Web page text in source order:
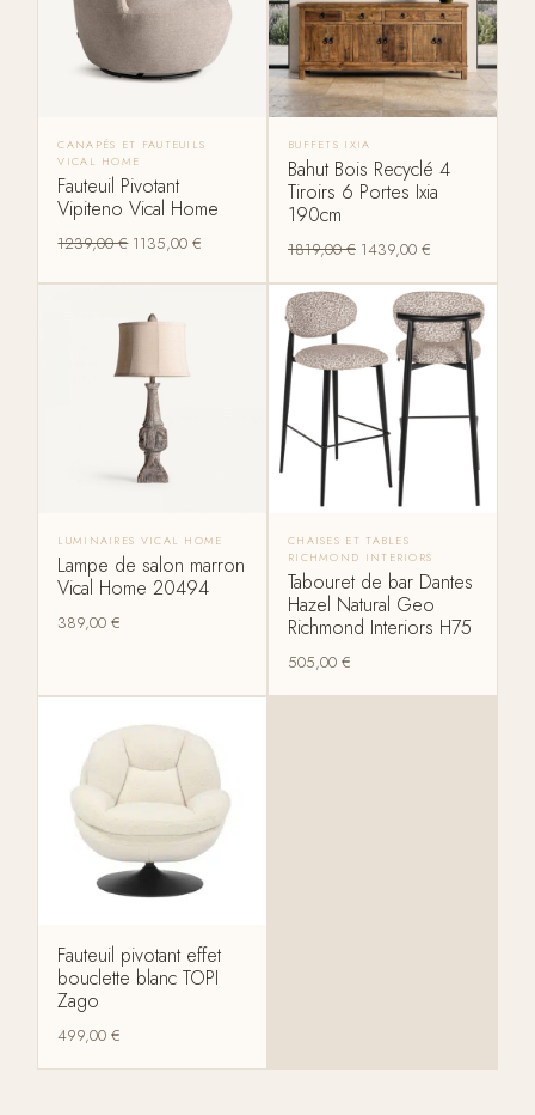
CANAPÉS ET FAUTEUILS
VICAL HOME
Fauteuil Pivotant
Vipiteno Vical Home
1239,00€ 1135,00€
BUFFETS IXIA
Bahut Bois Recyclé 4
Tiroirs 6 Portes Ixia
190cm
1819,00€ 1439,00 €
LUMINAIRES VICAL HOME
Lampe de salon marron
Vical Home 20494
389,00€
CHAISES ET TABLES
RICHMOND INTERIORS
Tabouret de bar Dantes
Hazel Natural Geo
Richmond Interiors H75
505,00 €
Fauteuil pivotant effet
bouclette blanc TOPI
Zago
499,00€